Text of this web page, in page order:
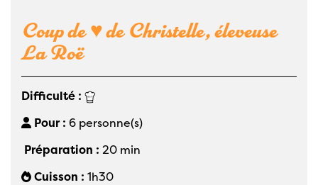
Coup de ♥ de Christelle, éleveuse
La Roë
Difficulté :
Pour : 6 personne(s)
Préparation : 20 min
Cuisson : 1h30